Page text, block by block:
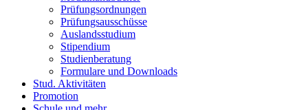
Prüfungsordnungen
Prüfungsausschüsse
Auslandsstudium
Stipendium
Studienberatung
Formulare und Downloads
Stud. Aktivitäten
Promotion